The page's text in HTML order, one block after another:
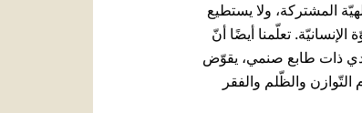
المشتركة، ولا يستطيع
تعلّمنا أيضًا أنّ
ذات طابع صنمي، يقوّض
والظّلم والفقر